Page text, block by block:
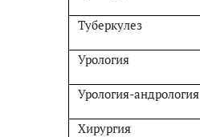
Туберкулез
Урология
Урология-андрология
Хирургия